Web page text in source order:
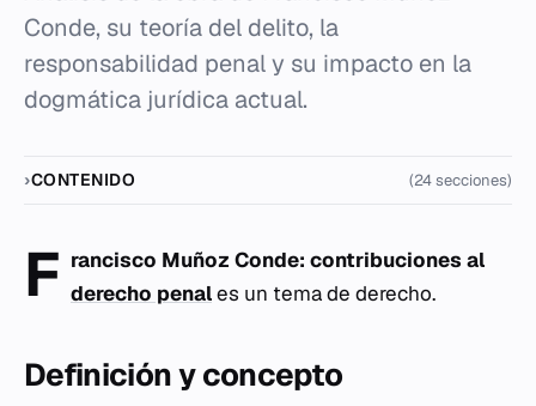
Conde, su teoría del delito, la
responsabilidad penal y su impacto en la
dogmática jurídica actual.
CONTENIDO (24 secciones)
F rancisco Muñoz Conde: contribuciones al
derecho penales un tema de derecho.
Definición y concepto